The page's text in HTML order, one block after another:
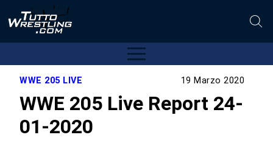
WWE 205 LIVE 19 Marzo 2020
WWE 205 Live Report 24-
01-2020